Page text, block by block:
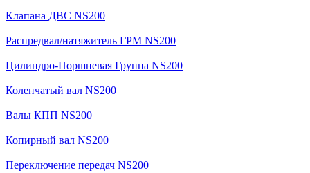
Клапана ДВС NS200
Распредвал/натяжитель ГРМ NS200
Цилиндро-Поршневая Группа NS200
Коленчатый вал NS200
Валы КПП NS200
Копирный вал NS200
Переключение передач NS200